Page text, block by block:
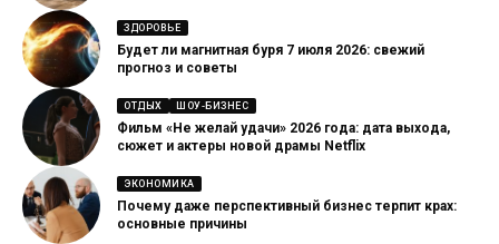
ЗДОРОВЬЕ
Будет ли магнитная буря 7 июля 2026: свежий
прогноз и советы
ОТДЫХ ШОУ-БИЗНЕС
Фильм «Не желай удачи» 2026 года: дата выхода,
сюжет и актеры новой драмы Netflix
ЭКОНОМИКА
Почему даже перспективный бизнес терпит крах:
основные причины